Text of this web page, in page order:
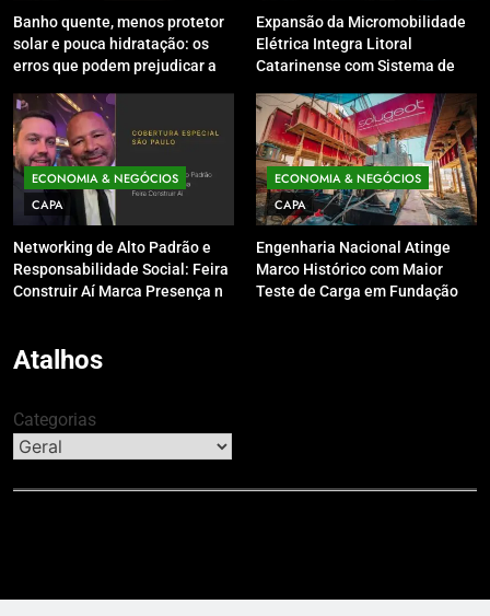
Banho quente, menos protetor
solar e pouca hidratação: os
erros que podem prejudicar a
inverno
Expansão da Micromobilidade
Elétrica Integra Litoral
Catarinense com Sistema de
ECONOMIA & NEGÓCIOS
CAPA
Networking de Alto Padrão e
Responsabilidade Social: Feira
Construir Aí Marca Presença no
ECONOMIA & NEGÓCIOS
CAPA
Engenharia Nacional Atinge
Marco Histórico com Maior
Teste de Carga em Fundação
Atalhos
Categorias